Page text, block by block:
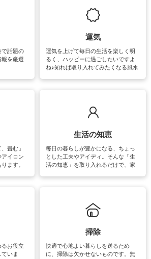
で話題の
を厳選
運気
運気を上げて毎日の生活を楽しく明
るく、ハッピーに過ごしたいですよ
ね♪知れば取り入れてみたくなる風水
畳む」
アイロン
ます。
、正し
ことが
をご紹
生活の知恵
毎日の暮らしが豊かになる、ちょっ
とした工夫やアイディ。そんな「生
活の知恵」を取り入れるだけで、家
お役立
いま
掃除
快適で心地よい暮らしを送るため
に、掃除は欠かせないものです。無